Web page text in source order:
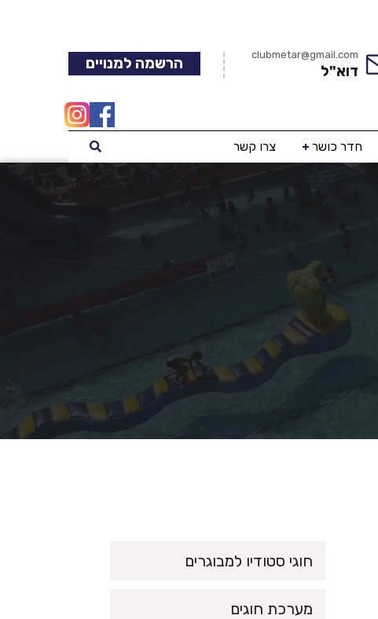
clubmetar@gmail.com
דוא"ל הרשמה למנויים
חדר כושר צרו קשר
חוגי סטודיו למבוגרים
מערכת חוגים